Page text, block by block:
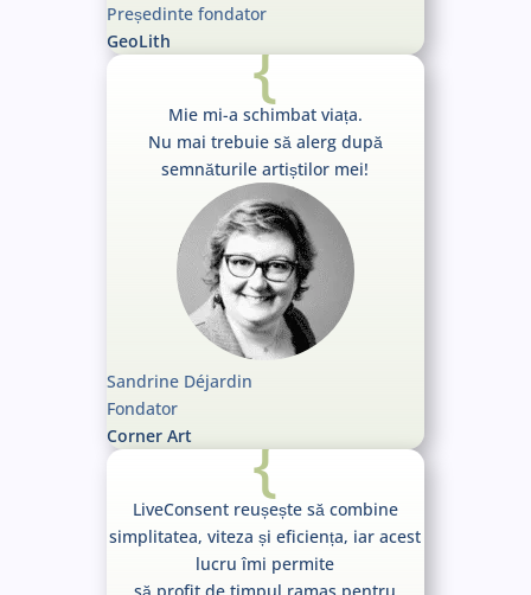
Președinte fondator
GeoLith
{
Mie mi-a schimbat viața.
Nu mai trebuie să alerg după
semnăturile artiștilor mei!
Sandrine Déjardin
Fondator
Corner Art
{
LiveConsent reușește să combine
simplitatea, viteza și eficiența, iar acest
lucru îmi permite
să profit de timpul ramas pentru